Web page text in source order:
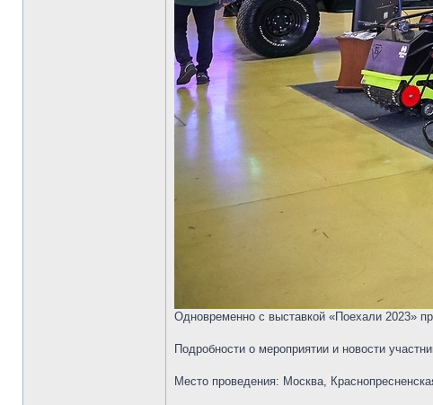
Одновременно с выставкой «Поехали 2023»
Подробности о мероприятии и новости
Место проведения: Москва,